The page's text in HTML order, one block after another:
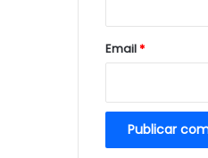
*
Email*